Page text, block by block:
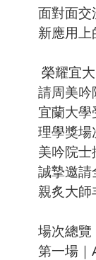
面對面交
新應用上
榮耀宜
請周美吟
宜蘭大學
理學獎場
美吟院士
誠摯邀請
親炙大師
場次總覽
第一場｜